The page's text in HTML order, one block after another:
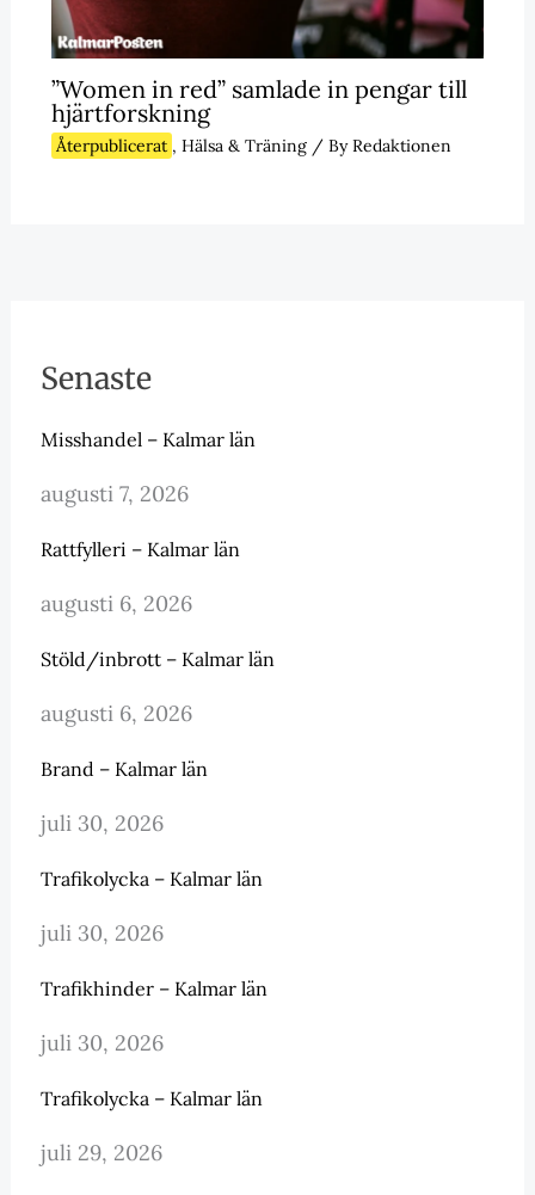
”Women in red” samlade in pengar till
hjärtforskning
Återpublicerat , Hälsa & Träning/ ByRedaktionen
Senaste
Misshandel – Kalmar län
augusti 7, 2026
Rattfylleri – Kalmar län
augusti 6, 2026
Stöld/inbrott – Kalmar län
augusti 6, 2026
Brand – Kalmar län
juli 30, 2026
Trafikolycka – Kalmar län
juli 30, 2026
Trafikhinder – Kalmar län
juli 30, 2026
Trafikolycka – Kalmar län
juli 29, 2026